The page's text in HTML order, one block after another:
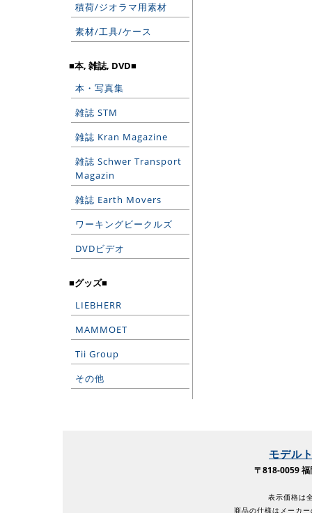
積荷/ジオラマ用素材
素材/工具/ケース
■本, 雑誌, DVD■
本・写真集
雑誌 STM
雑誌 Kran Magazine
雑誌 Schwer Transport
Magazin
雑誌 Earth Movers
ワーキングビークルズ
DVDビデオ
■グッズ■
LIEBHERR
MAMMOET
Tii Group
その他
モデル
〒818-0059
表示価格は
商品の仕様はメーカ